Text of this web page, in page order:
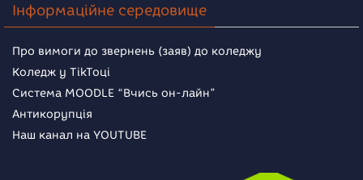
Інформаційне середовище
Про вимоги до звернень (заяв) до коледжу
Коледж у TikToці
Система MOODLE “Вчись он-лайн”
Антикорупція
Наш канал на YOUTUBE